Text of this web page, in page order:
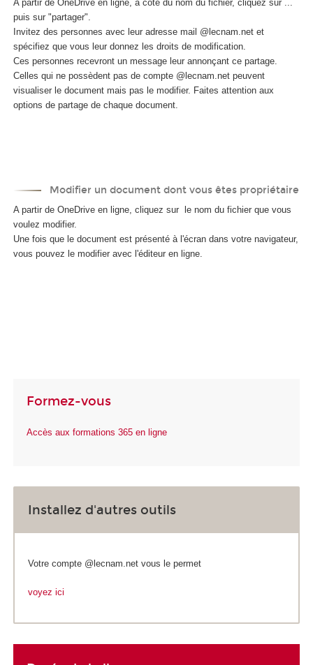
A partir de OneDrive en ligne, à côté du nom du fichier, cliquez sur ...
puis sur "partager".
Invitez des personnes avec leur adresse mail @lecnam.net et
spécifiez que vous leur donnez les droits de modification.
Ces personnes recevront un message leur annonçant ce partage.
Celles qui ne possèdent pas de compte @lecnam.net peuvent
visualiser le document mais pas le modifier. Faites attention aux
options de partage de chaque document.
Modifier un document dont vous êtes propriétaire
A partir de OneDrive en ligne, cliquez sur le nom du fichier que vous
voulez modifier.
Une fois que le document est présenté à l'écran dans votre navigateur,
vous pouvez le modifier avec l'éditeur en ligne.
Formez-vous
Accès aux formations 365 en ligne
Installez d'autres outils
Votre compte @lecnam.net vous le permet
voyez ici